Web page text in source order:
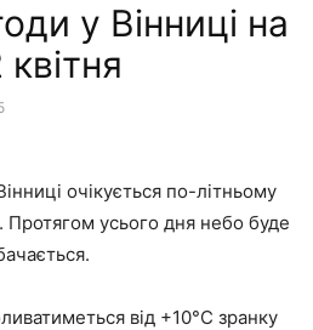
у Вінниці на
очікується по-літньому
Протягом усього дня небо буде
від +10°C зранку